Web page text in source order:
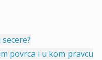
povrca i u kom pravcu